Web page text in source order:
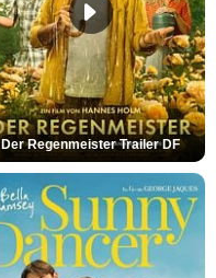
Der Regenmeister Trailer DF